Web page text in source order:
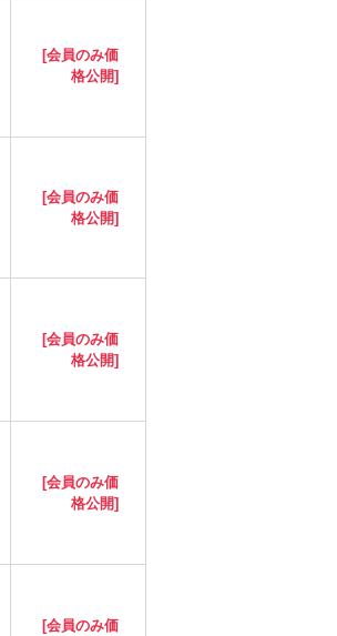
[会員のみ価
格公開]
[会員のみ価
格公開]
[会員のみ価
格公開]
[会員のみ価
格公開]
[会員のみ価